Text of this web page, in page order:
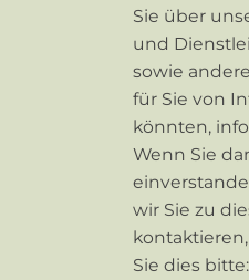
Sie über
und
sowie
für Sie von
könnten,
Wenn Sie
wir Sie zu
Sie dies bitte: